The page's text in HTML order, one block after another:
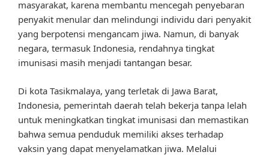
masyarakat, karena membantu mencegah penyebaran
penyakit menular dan melindungi individu dari penyakit
yang berpotensi mengancam jiwa. Namun, di banyak
negara, termasuk Indonesia, rendahnya tingkat
imunisasi masih menjadi tantangan besar.
Di kota Tasikmalaya, yang terletak di Jawa Barat,
Indonesia, pemerintah daerah telah bekerja tanpa lelah
untuk meningkatkan tingkat imunisasi dan memastikan
bahwa semua penduduk memiliki akses terhadap
vaksin yang dapat menyelamatkan jiwa. Melalui